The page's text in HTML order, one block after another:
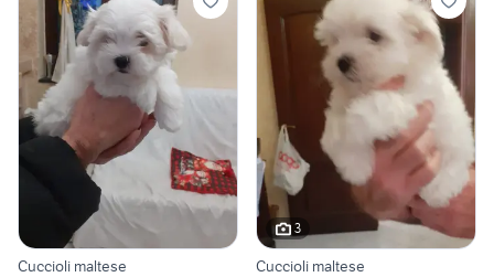
Cuccioli maltese
3
Cuccioli maltese